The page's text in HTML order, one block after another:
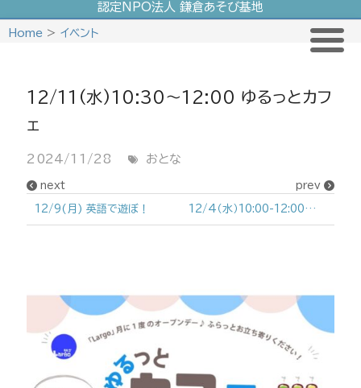
SkipHome > イベント
12/11(水)10:30〜12:00 ゆるっとカフ
ェ
2024/11/28 おとな
prev
12/4（水）10:00-12:00谷戸活動
next
12/9(月) 英語で遊ぼ！
認定NPO法人 鎌倉あそび基地